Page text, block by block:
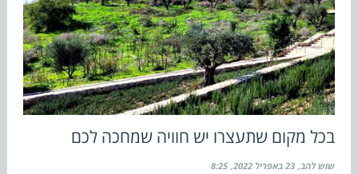
בכל מקום שתעצרו יש חוויה שמחכה לכם
שוש להב 23 באפריל 2022 8:25